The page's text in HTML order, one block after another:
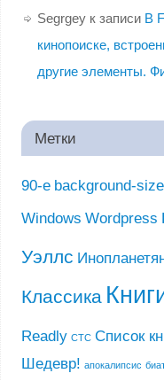
Segrgeyк записи В
кинопоиске,
другие элементы.
Метки
90-е background-size
Windows Wordpress
Уэллс
Классика
Readly СТС Список
Шедевр! апокалипсис